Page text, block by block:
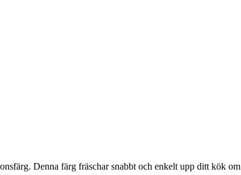
Denna färg fräschar snabbt och enkelt upp ditt kök